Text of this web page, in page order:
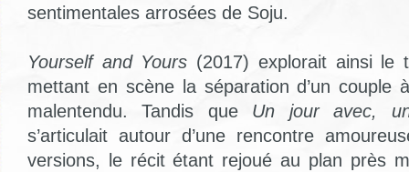
sentimentales arrosées de Soju.
Yourself and Yours (2017) explorait ainsi le
mettant en scène la séparation d’un couple
malentendu. Tandis que Un jour avec,
s’articulait autour d’une rencontre
versions, le récit étant rejoué au plan près